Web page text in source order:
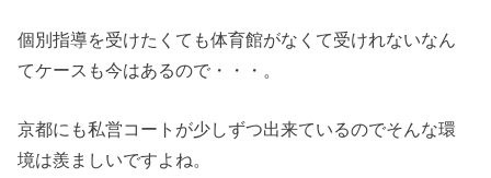
個別指導を受けたくても体育館がなくて受けれないなん
てケースも今はあるので・・・。
京都にも私営コートが少しずつ出来ているのでそんな環
境は羨ましいですよね。